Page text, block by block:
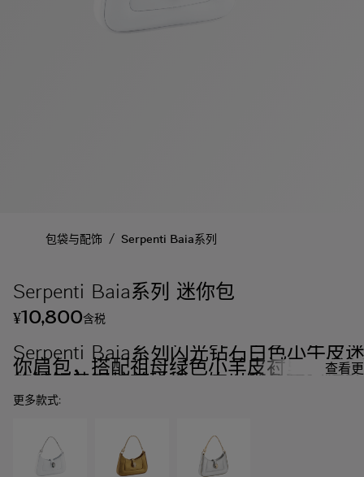
包袋与配饰 / Serpenti Baia系列
Serpenti Baia系列 迷你包
¥10,800含税
Serpenti Baia系列闪光钻石白色小牛皮迷
你肩包，搭配祖母绿色小羊皮衬里。迷人
的镀钯黄铜蛇首磁扣，饰以黑色和闪光钻
石白色珐琅，点缀祖母绿色双眼。
查看
更多款式: